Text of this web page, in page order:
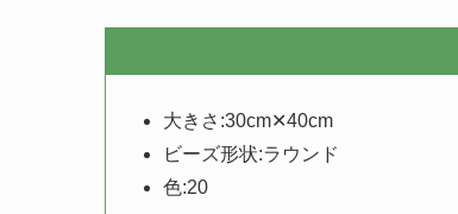
大きさ:30cm✕40cm
ビーズ形状:ラウンド
色:20